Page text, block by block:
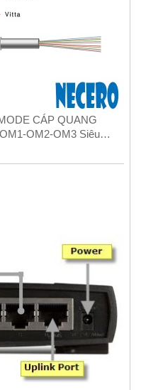
OM2-OM3 Siêu